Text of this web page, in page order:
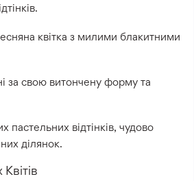
квітка з милими блакитними
за свою витончену форму та
пастельних відтінків, чудово
ділянок.